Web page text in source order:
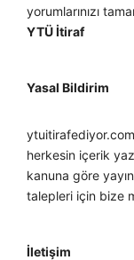
yorumlarınızı
YTÜ İtiraf
Yasal Bildirim
herkesin içerik
kanuna göre
talepleri için bize
İletişim